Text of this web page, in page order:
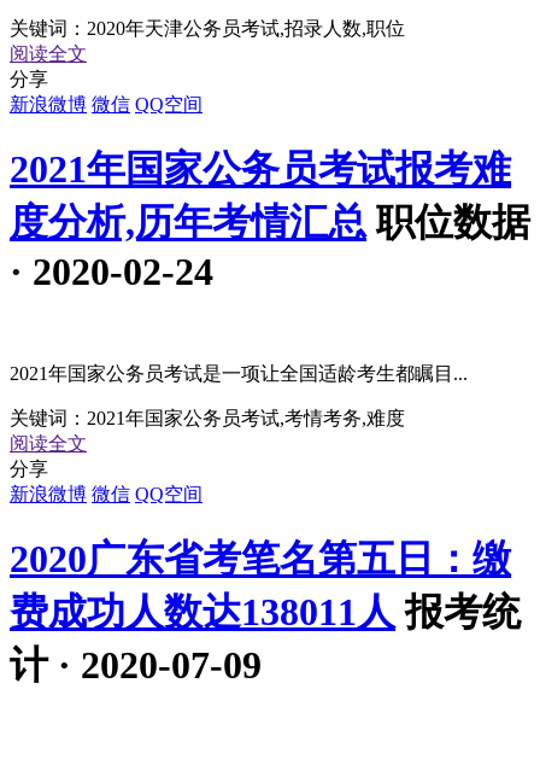
关键词： 2020年天津公务员考试,招录人数,职位
阅读全文
分享
新浪微博 微信 QQ空间
2021年国家公务员考试报考难
度分析,历年考情汇总 职位数据
· 2020-02-24
2021年国家公务员考试是一项让全国适龄考生都瞩目...
关键词： 2021年国家公务员考试,考情考务,难度
阅读全文
分享
新浪微博 微信 QQ空间
2020广东省考笔名第五日：缴
费成功人数达138011人 报考统
计 · 2020-07-09